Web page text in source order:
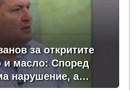
за откритите
и масло: Според
нарушение, а